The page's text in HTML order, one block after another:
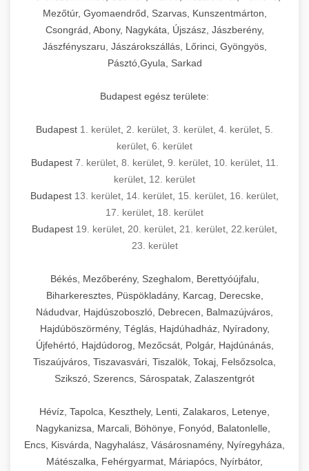
Mezőtúr, Gyomaendrőd, Szarvas, Kunszentmárton,
Csongrád, Abony, Nagykáta, Újszász, Jászberény,
Jászfényszaru, Jászárokszállás, Lőrinci, Gyöngyös,
Pásztó,Gyula, Sarkad
Budapest egész területe:
Budapest 1. kerület 2. kerület 3. kerület 4. kerület 5.
kerület 6. kerület
Budapest 7. kerület, 8. kerület, 9. kerület, 10. kerület, 11.
kerület 12. kerület
Budapest 13. kerület 14. kerület 15. kerület 16. kerület
17. kerület 18. kerület
Budapest 19. kerület 20. kerület 21. kerület 22.kerület
23. kerület
Békés, Mezőberény, Szeghalom, Berettyóújfalu,
Biharkeresztes, Püspökladány, Karcag, Derecske,
Nádudvar, Hajdúszoboszló, Debrecen, Balmazújváros,
Hajdúböszörmény, Téglás, Hajdúhadház, Nyíradony,
Újfehértó, Hajdúdorog, Mezőcsát, Polgár, Hajdúnánás,
Tiszaújváros, Tiszavasvári, Tiszalök, Tokaj, Felsőzsolca,
Szikszó, Szerencs, Sárospatak, Zalaszentgrót
Hévíz, Tapolca, Keszthely, Lenti, Zalakaros, Letenye,
Nagykanizsa, Marcali, Böhönye, Fonyód, Balatonlelle,
Encs, Kisvárda, Nagyhalász, Vásárosnamény, Nyíregyháza,
Mátészalka, Fehérgyarmat, Máriapócs, Nyírbátor,